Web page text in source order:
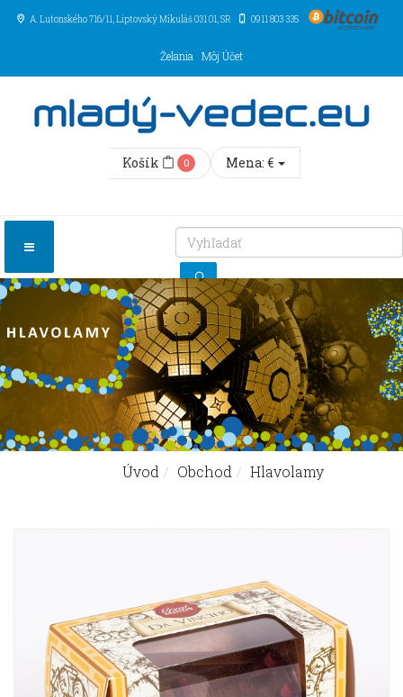
A. Lutonského 716/11, Liptovský Mikuláš031 01,SR 0911 803 335
Želania Môj Účet
Košík 0 Mena: €
Úvod Obchod Hlavolamy